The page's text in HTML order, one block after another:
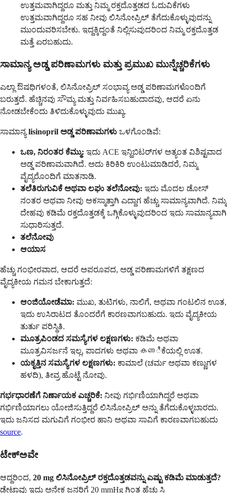
ಉತ್ತಮವಾಗಿದ್ದರೂ ಮತ್ತು ನಿಮ್ಮ ರಕ್ತದೊತ್ತಡದ ಓದುವಿಕೆಗಳು
ಉತ್ತಮವಾಗಿದ್ದರೂ ಸಹ ನೀವು ಲಿಸಿನೋಪ್ರಿಲ್ ತೆಗೆದುಕೊಳ್ಳುವುದನ್ನು
ಮುಂದುವರಿಸಬೇಕು. ಇದ್ದಕ್ಕಿದ್ದಂತೆ ನಿಲ್ಲಿಸುವುದರಿಂದ ನಿಮ್ಮ ರಕ್ತದೊತ್ತಡ
ಮತ್ತೆ ಏರಬಹುದು.
ಸಾಮಾನ್ಯ ಅಡ್ಡ ಪರಿಣಾಮಗಳು ಮತ್ತು ಪ್ರಮುಖ ಮುನ್ನೆಚ್ಚರಿಕೆಗಳು
ಎಲ್ಲಾ ಔಷಧಿಗಳಂತೆ, ಲಿಸಿನೋಪ್ರಿಲ್ ಸಂಭಾವ್ಯ ಅಡ್ಡ ಪರಿಣಾಮಗಳೊಂದಿಗೆ
ಬರುತ್ತದೆ. ಹೆಚ್ಚಿನವು ಸೌಮ್ಯ ಮತ್ತು ನಿರ್ವಹಿಸಬಹುದಾದವು, ಆದರೆ ಏನು
ನೋಡಬೇಕೆಂದು ತಿಳಿದುಕೊಳ್ಳುವುದು ಮುಖ್ಯ.
ಸಾಮಾನ್ಯlisinopril ಅಡ್ಡ ಪರಿಣಾಮಗಳು ಒಳಗೊಂಡಿವೆ:
ಒಣ, ನಿರಂತರ ಕೆಮ್ಮು: ಇದು ACE ಇನ್ಹಿಬಿಟರ್‌ಗಳ ಅತ್ಯಂತ ವಿಶಿಷ್ಟವಾದ
ಅಡ್ಡ ಪರಿಣಾಮವಾಗಿದೆ. ಅದು ಕಿರಿಕಿರಿ ಉಂಟುಮಾಡಿದರೆ, ನಿಮ್ಮ
ವೈದ್ಯರೊಂದಿಗೆ ಮಾತನಾಡಿ.
ತಲೆತಿರುಗುವಿಕೆ ಅಥವಾ ಲಘು ತಲೆನೋವು: ಇದು ಮೊದಲ ಡೋಸ್
ನಂತರ ಅಥವಾ ನೀವು ಅಕಸ್ಮಾತ್ತಾಗಿ ಎದ್ದಾಗ ಹೆಚ್ಚು ಸಾಮಾನ್ಯವಾಗಿದೆ. ನಿಮ್ಮ
ದೇಹವು ಕಡಿಮೆ ರಕ್ತದೊತ್ತಡಕ್ಕೆ ಒಗ್ಗಿಕೊಳ್ಳುವುದರಿಂದ ಇದು ಸಾಮಾನ್ಯವಾಗಿ
ಸುಧಾರಿಸುತ್ತದೆ.
ತಲೆನೋವು
ಆಯಾಸ
ಹೆಚ್ಚು ಗಂಭೀರವಾದ, ಆದರೆ ಅಪರೂಪದ, ಅಡ್ಡ ಪರಿಣಾಮಗಳಿಗೆ ತಕ್ಷಣದ
ವೈದ್ಯಕೀಯ ಗಮನ ಬೇಕಾಗುತ್ತದೆ:
ಆಂಜಿಯೋಡೆಮಾ: ಮುಖ, ತುಟಿಗಳು, ನಾಲಿಗೆ, ಅಥವಾ ಗಂಟಲಿನ ಊತ,
ಇದು ಉಸಿರಾಟದ ತೊಂದರೆಗೆ ಕಾರಣವಾಗಬಹುದು. ಇದು ವೈದ್ಯಕೀಯ
ತುರ್ತು ಪರಿಸ್ಥಿತಿ.
ಮೂತ್ರಪಿಂಡದ ಸಮಸ್ಯೆಗಳ ಲಕ್ಷಣಗಳು: ಕಡಿಮೆ ಅಥವಾ
ಮೂತ್ರವಿಸರ್ಜನೆ ಇಲ್ಲ, ಪಾದಗಳು ಅಥವಾ കണಿಕೆಯಲ್ಲಿ ಊತ.
ಯಕೃತ್ತಿನ ಸಮಸ್ಯೆಗಳ ಲಕ್ಷಣಗಳು: ಕಾಮಾಲೆ (ಚರ್ಮ ಅಥವಾ ಕಣ್ಣುಗಳ
ಹಳದಿ), ತೀವ್ರ ಹೊಟ್ಟೆ ನೋವು.
ಗರ್ಭಧಾರಣೆಗೆ ನಿರ್ಣಾಯಕ ಎಚ್ಚರಿಕೆ: ನೀವು ಗರ್ಭಿಣಿಯಾಗಿದ್ದರೆ ಅಥವಾ
ಗರ್ಭಿಣಿಯಾಗಲು ಯೋಜಿಸುತ್ತಿದ್ದರೆ ಲಿಸಿನೋಪ್ರಿಲ್ ಅನ್ನು ತೆಗೆದುಕೊಳ್ಳಬಾರದು.
ಇದು ಜನಿಸದ ಮಗುವಿಗೆ ಗಂಭೀರ ಹಾನಿ ಅಥವಾ ಸಾವಿಗೆ ಕಾರಣವಾಗಬಹುದು
source.
ಟೇಕ್ಅವೇ
ಆದ್ದರಿಂದ, 20 mg ಲಿಸಿನೋಪ್ರಿಲ್ ರಕ್ತದೊತ್ತಡವನ್ನು ಎಷ್ಟು ಕಡಿಮೆ ಮಾಡುತ್ತದೆ?
ಡೇಟಾವು ಇದು ಅನೇಕ ಜನರಿಗೆ 20 mmHg ಗಿಂತ ಹೆಚ್ಚು ಸಿ